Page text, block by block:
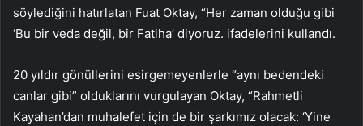
söylediğini hatırlatan Fuat Oktay, “Her zaman olduğu gibi
‘Bu bir veda değil, bir Fatiha’ diyoruz. ifadelerini kullandı.
20 yıldır gönüllerini esirgemeyenlerle “aynı bedendeki
canlar gibi” olduklarını vurgulayan Oktay, “Rahmetli
Kayahan’dan muhalefet için de bir şarkımız olacak: ‘Yine